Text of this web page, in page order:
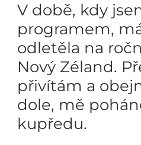
V době, kdy
programem,
odletěla na
Nový Zéland.
přivítám a
dole, mě
kupředu.